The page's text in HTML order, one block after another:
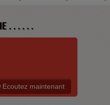
. . . . . .
Ecoutez maintenant